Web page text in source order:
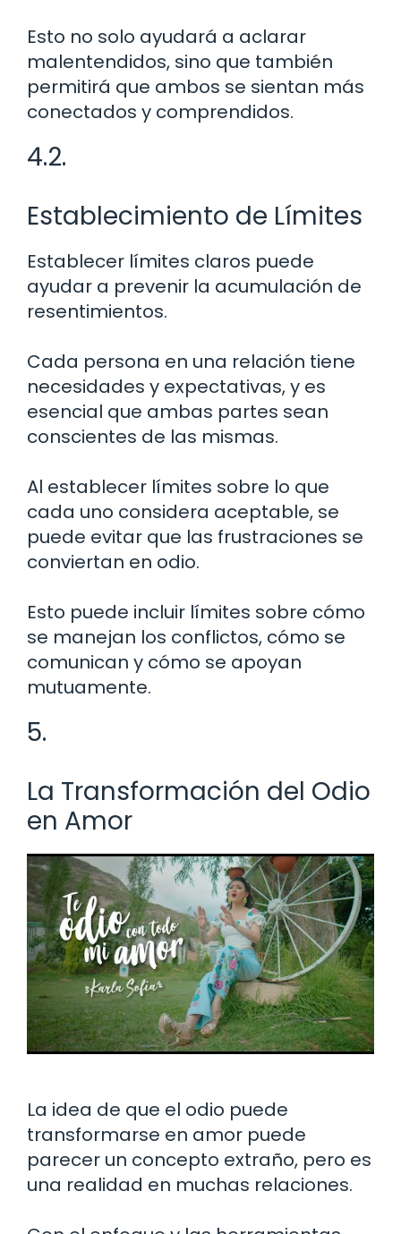
Esto no solo ayudará a aclarar
malentendidos, sino que también
permitirá que ambos se sientan más
conectados y comprendidos.
4.2.
Establecimiento de Límites
Establecer límites claros puede
ayudar a prevenir la acumulación de
resentimientos.
Cada persona en una relación tiene
necesidades y expectativas, y es
esencial que ambas partes sean
conscientes de las mismas.
Al establecer límites sobre lo que
cada uno considera aceptable, se
puede evitar que las frustraciones se
conviertan en odio.
Esto puede incluir límites sobre cómo
se manejan los conflictos, cómo se
comunican y cómo se apoyan
mutuamente.
5.
La Transformación del Odio
en Amor
La idea de que el odio puede
transformarse en amor puede
parecer un concepto extraño, pero es
una realidad en muchas relaciones.